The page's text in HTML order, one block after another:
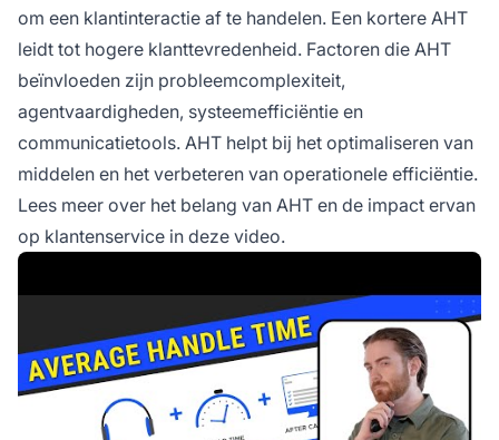
om een klantinteractie af te handelen. Een kortere AHT
leidt tot hogere klanttevredenheid. Factoren die AHT
beïnvloeden zijn probleemcomplexiteit,
agentvaardigheden, systeemefficiëntie en
communicatietools. AHT helpt bij het optimaliseren van
middelen en het verbeteren van operationele efficiëntie.
Lees meer over het belang van AHT en de impact ervan
op klantenservice in deze video.